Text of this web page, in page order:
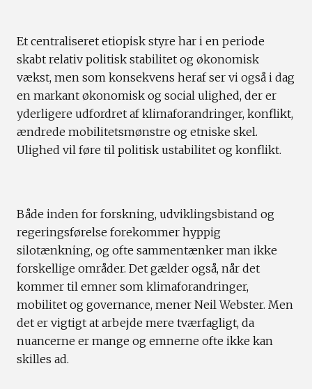
Et centraliseret etiopisk styre har i en periode
skabt relativ politisk stabilitet og økonomisk
vækst, men som konsekvens heraf ser vi også i dag
en markant økonomisk og social ulighed, der er
yderligere udfordret af klimaforandringer, konflikt,
ændrede mobilitetsmønstre og etniske skel.
Ulighed vil føre til politisk ustabilitet og konflikt.
Både inden for forskning, udviklingsbistand og
regeringsførelse forekommer hyppig
silotænkning, og ofte sammentænker man ikke
forskellige områder. Det gælder også, når det
kommer til emner som klimaforandringer,
mobilitet og governance, mener Neil Webster. Men
det er vigtigt at arbejde mere tværfagligt, da
nuancerne er mange og emnerne ofte ikke kan
skilles ad.